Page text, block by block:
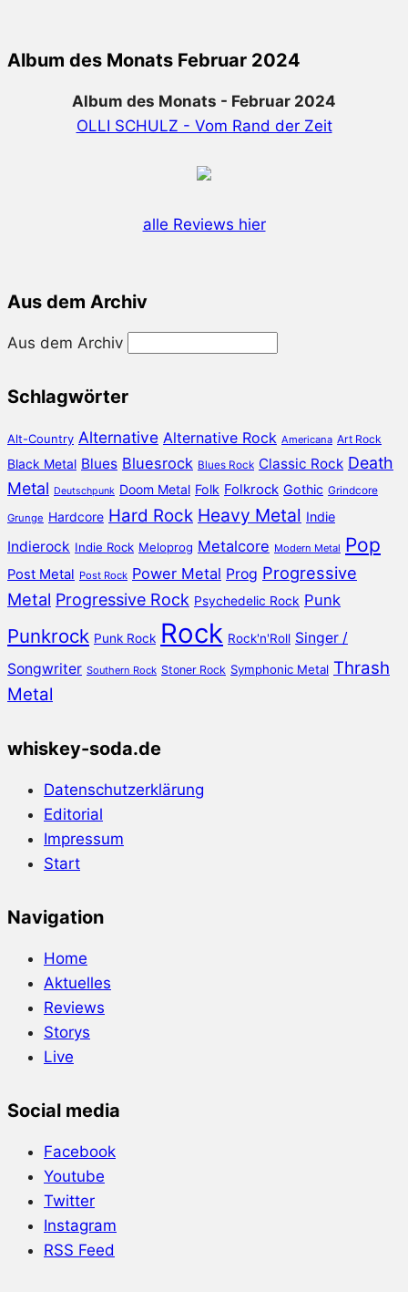
Album des Monats Februar 2024
Album des Monats - Februar 2024
OLLI SCHULZ - Vom Rand der Zeit
alle Reviews hier
Aus dem Archiv
Aus dem Archiv
Schlagwörter
Alt-Country Alternative Alternative Rock Americana Art Rock
Black Metal Blues Bluesrock Blues Rock Classic Rock Death
Metal Deutschpunk Doom Metal Folk Folkrock Gothic Grindcore
Grunge Hardcore Hard Rock Heavy Metal Indie
Indierock Indie Rock Meloprog Metalcore Modern Metal Pop
Post Metal Post Rock Power Metal Prog Progressive
Metal Progressive Rock Psychedelic Rock Punk
Punkrock Punk Rock Rock Rock'n'Roll Singer /
Songwriter Southern Rock Stoner Rock Symphonic Metal Thrash
Metal
whiskey-soda.de
Datenschutzerklärung
Editorial
Impressum
Start
Navigation
Home
Aktuelles
Reviews
Storys
Live
Social media
Facebook
Youtube
Twitter
Instagram
RSS Feed